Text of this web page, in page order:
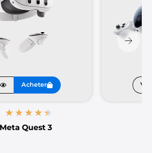
les modèles qui
Acheter
★★★★★
Meta Quest 3
Voir